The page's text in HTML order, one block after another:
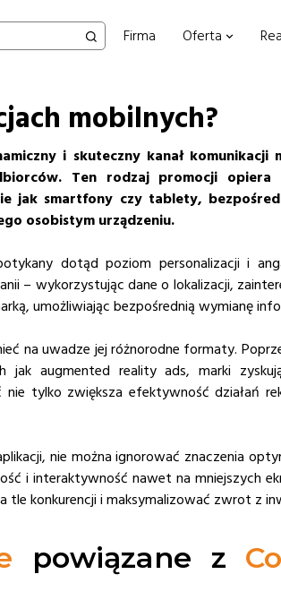
Firma Oferta
mobilnych?
i skuteczny kanał
Ten rodzaj promocji
jak smartfony czy tablety,
osobistym urządzeniu.
dotąd poziom personalizacji i
– wykorzystując dane o lokalizacji,
umożliwiając bezpośrednią wymianę
na uwadze jej różnorodne formaty.
jak augmented reality ads, marki
tylko zwiększa efektywność działań
nie można ignorować znaczenia
i interaktywność nawet na mniejszych
tle konkurencji i maksymalizować zwrot z
powiązane z